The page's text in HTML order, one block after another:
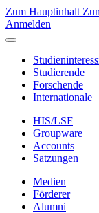
Zum Hauptinhalt
Anmelden
Studierende
Forschende
Internationale
HIS/LSF
Groupware
Accounts
Satzungen
Medien
Förderer
Alumni